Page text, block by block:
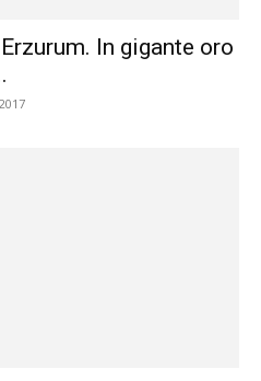
In gigante oro